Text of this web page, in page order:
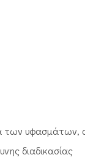
των υφασμάτων,
διαδικασίας